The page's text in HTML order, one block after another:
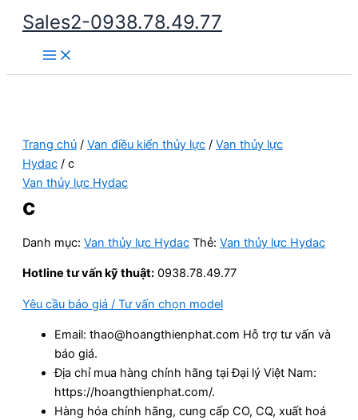
Nhảy
dung
Sales2-0938.78.49.77
Main
Menu
Trang chủ / Van điều kiển thủy lực / Van thủy lực
Hydac / c
Van thủy lực Hydac
c
Danh mục: Van thủy lực Hydac Thẻ: Van thủy lực Hydac
Hotline tư vấn kỹ thuật: 0938.78.49.77
Yêu cầu báo giá / Tư vấn chọn model
Email: thao@hoangthienphat.com Hỗ trợ tư vấn và
báo giá.
Địa chỉ mua hàng chính hãng tại Đại lý Việt Nam:
https://hoangthienphat.com/.
Hàng hóa chính hãng, cung cấp CO, CQ, xuất hoá